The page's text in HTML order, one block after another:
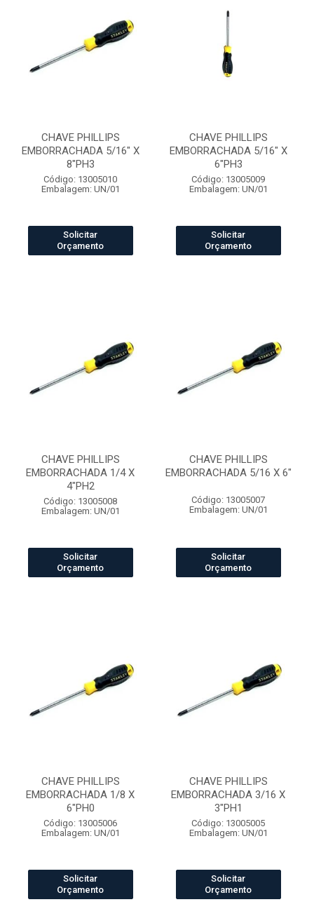
CHAVE PHILLIPS
EMBORRACHADA 5/16" X
8"PH3
Código: 13005010
Embalagem: UN/01
Solicitar
Orçamento
CHAVE PHILLIPS
EMBORRACHADA 5/16" X
6"PH3
Código: 13005009
Embalagem: UN/01
Solicitar
Orçamento
CHAVE PHILLIPS
EMBORRACHADA 1/4 X
4"PH2
Código: 13005008
Embalagem: UN/01
Solicitar
Orçamento
CHAVE PHILLIPS
EMBORRACHADA 5/16 X 6"
Código: 13005007
Embalagem: UN/01
Solicitar
Orçamento
CHAVE PHILLIPS
EMBORRACHADA 1/8 X
6"PH0
Código: 13005006
Embalagem: UN/01
Solicitar
Orçamento
CHAVE PHILLIPS
EMBORRACHADA 3/16 X
3"PH1
Código: 13005005
Embalagem: UN/01
Solicitar
Orçamento